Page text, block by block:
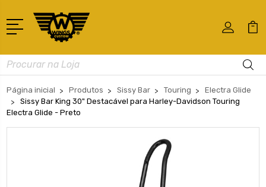
Busca
Página inicial Produtos Sissy Bar Touring
Electra Glide
Sissy Bar King 30" Destacável para Harley-Davidson Touring
Electra Glide - Preto